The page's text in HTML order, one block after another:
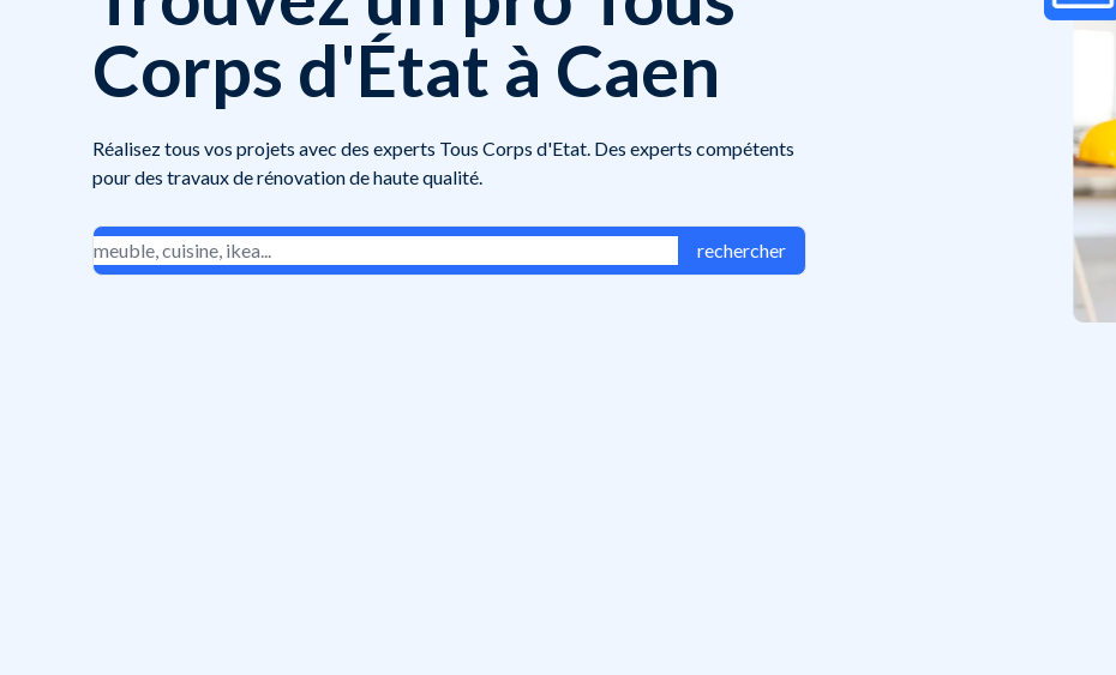
Corps d'État à Caen
Réalisez tous vos projets avec des experts Tous Corps d'Etat. Des experts compétents
pour des travaux de rénovation de haute qualité.
rechercher